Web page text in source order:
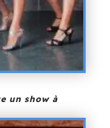
un show à